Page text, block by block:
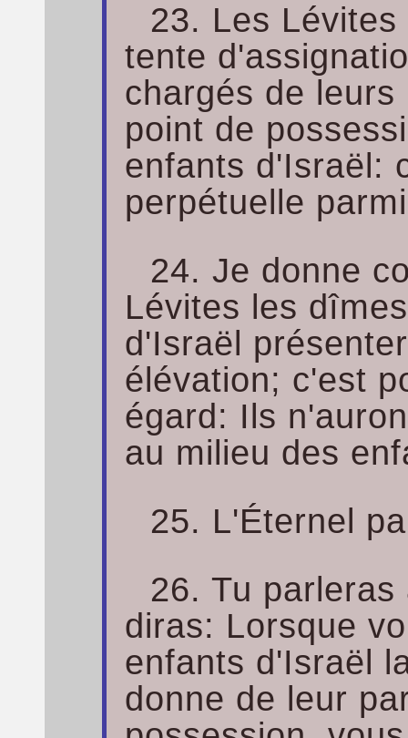
23. Les
tente
chargés de
point de
enfants d'Israël:
perpétuelle
24. Je donne
Lévites les
d'Israël
élévation; c'est
égard: Ils
au milieu des
25. L'Éternel
26. Tu
diras: Lorsque
enfants d'Israël
donne de leur